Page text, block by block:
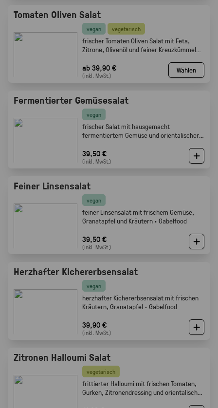
Tomaten Oliven Salat
vegan vegetarisch
frischer Tomaten Oliven Salat mit Feta,
Zitrone, Olivenöl und feiner Kreuzkümmel
ab 39,90 €
(inkl. MwSt.)
Wählen
Fermentierter Gemüsesalat
vegan
frischer Salat mit hausgemacht
fermentiertem Gemüse und orientalischer
39,50 €
(inkl. MwSt.)
Feiner Linsensalat
vegan
feiner Linsensalat mit frischem Gemüse,
Granatapfel und Kräutern · Gabelfood
39,50 €
(inkl. MwSt.)
Herzhafter Kichererbsensalat
vegan
herzhafter Kichererbsensalat mit frischen
Kräutern, Granatapfel · Gabelfood
39,90 €
(inkl. MwSt.)
Zitronen Halloumi Salat
vegetarisch
frittierter Halloumi mit frischen Tomaten,
Gurken, Zitronendressing und orientalischen